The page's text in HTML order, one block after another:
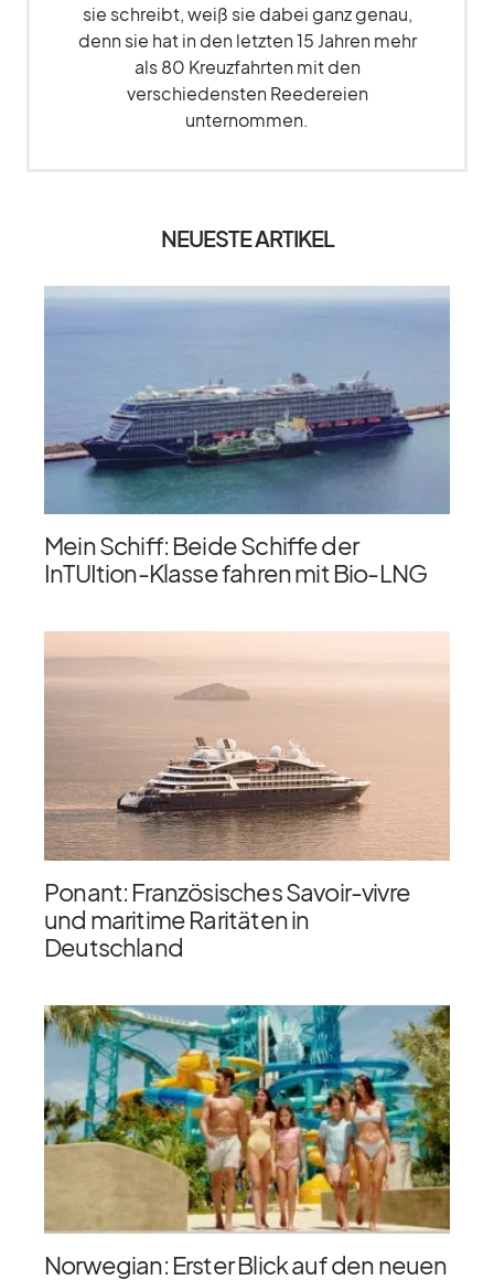
sie schreibt, weiß sie dabei ganz genau,
denn sie hat in den letzten 15 Jahren mehr
als 80 Kreuzfahrten mit den
verschiedensten Reedereien
unternommen.
NEUESTE ARTIKEL
Mein Schiff: Beide Schiffe der
InTUItion-Klasse fahren mit Bio-LNG
Ponant: Französisches Savoir-vivre
und maritime Raritäten in
Deutschland
Norwegian: Erster Blick auf den neuen